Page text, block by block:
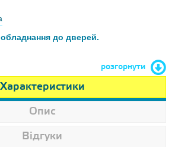
до дверей.
розгорнути
Характеристики
Опис
Відгуки